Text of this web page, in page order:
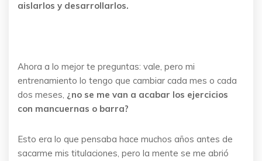
aislarlos y desarrollarlos.
Ahora a lo mejor te preguntas: vale, pero mi
entrenamiento lo tengo que cambiar cada mes o cada
dos meses, ¿no se me van a acabar los ejercicios
con mancuernas o barra?
Esto era lo que pensaba hace muchos años antes de
sacarme mis titulaciones, pero la mente se me abrió